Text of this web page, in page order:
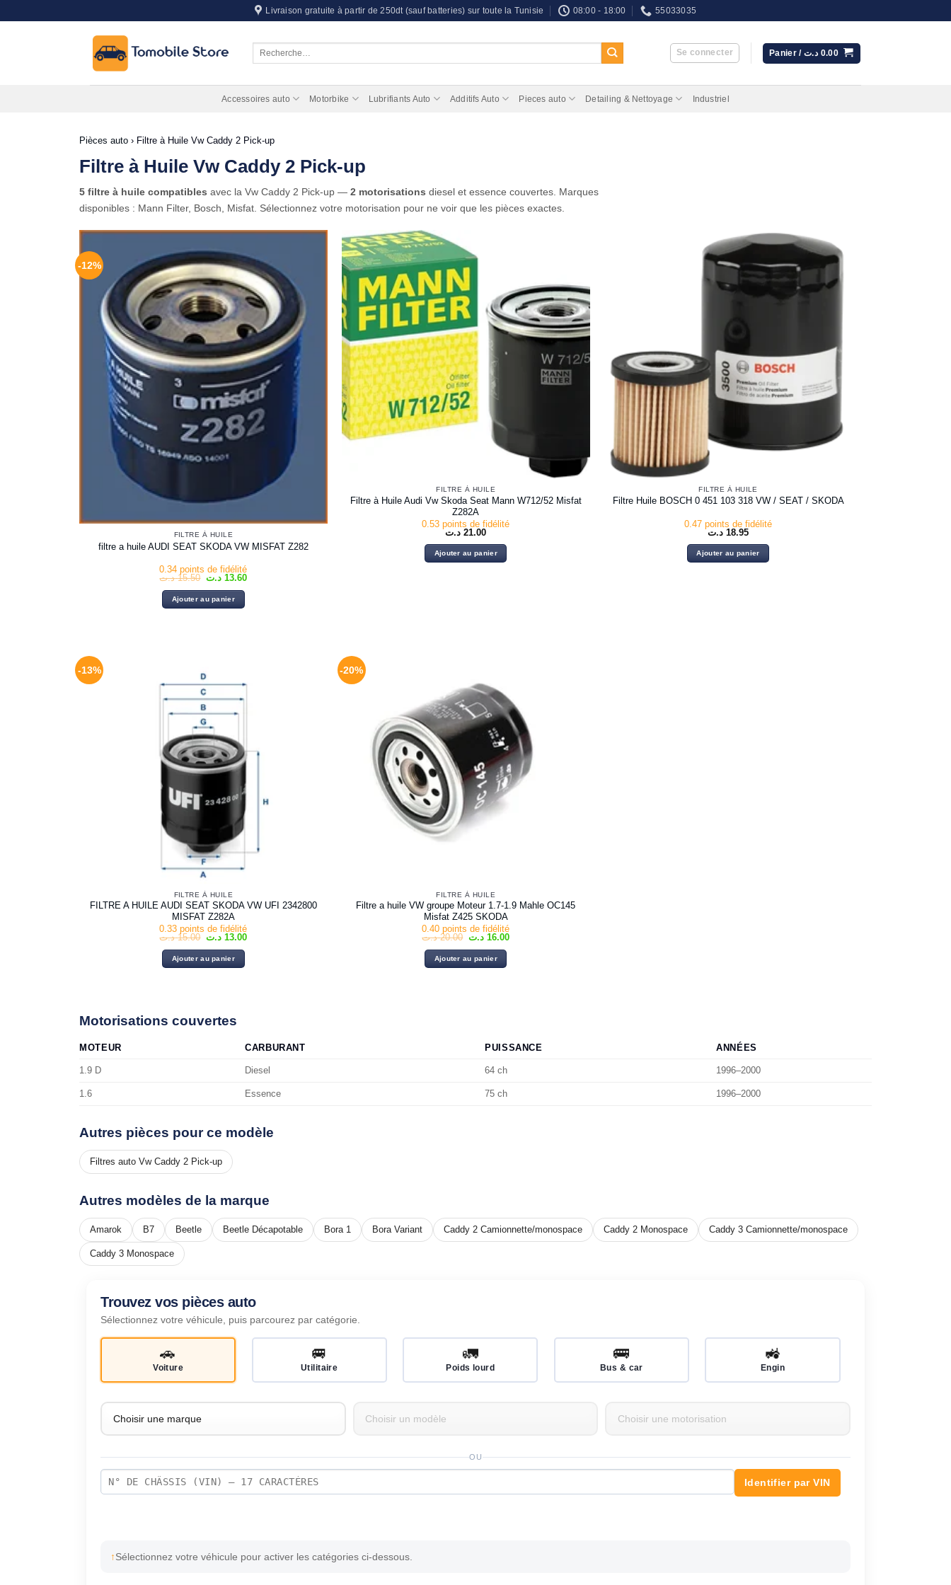
au
Livraison gratuite à partir de 250dt (sauf batteries) sur toute la Tunisie 08:00 - 18:00 55033035
Se connecter Panier / 0.00 د.ت
Accessoires auto Motorbike Lubrifiants Auto Additifs Auto Pieces auto Detailing & Nettoyage Industriel
Pièces auto › Filtre à Huile Vw Caddy 2 Pick-up
Filtre à Huile Vw Caddy 2 Pick-up
5 filtre à huile compatibles avec la Vw Caddy 2 Pick-up — 2 motorisations diesel et essence couvertes. Marques
disponibles : Mann Filter, Bosch, Misfat. Sélectionnez votre motorisation pour ne voir que les pièces exactes.
-12%
FILTRE À HUILE
filtre a huile AUDI SEAT SKODA VW MISFAT Z282
0.34 points de fidélité
15.50 د.ت
Le
initial
était :
13.60 د.ت
Le
Ajouter au panier
FILTRE À HUILE
Filtre à Huile Audi Vw Skoda Seat Mann W712/52 Misfat
Z282A
0.53 points de fidélité
21.00 د.ت
Ajouter au panier
FILTRE À HUILE
Filtre Huile BOSCH 0 451 103 318 VW / SEAT / SKODA
0.47 points de fidélité
18.95 د.ت
Ajouter au panier
-13%
FILTRE À HUILE
FILTRE A HUILE AUDI SEAT SKODA VW UFI 2342800
MISFAT Z282A
0.33 points de fidélité
15.00 د.ت
Le
initial
était :
13.00 د.ت
Le
Ajouter au panier
-20%
FILTRE À HUILE
Filtre a huile VW groupe Moteur 1.7-1.9 Mahle OC145
Misfat Z425 SKODA
0.40 points de fidélité
20.00 د.ت
Le
initial
était :
16.00 د.ت
Le
Ajouter au panier
Motorisations couvertes
MOTEUR CARBURANT PUISSANCE ANNÉES
1.9 D Diesel 64 ch 1996–2000
1.6 Essence 75 ch 1996–2000
Autres pièces pour ce modèle
Filtres auto Vw Caddy 2 Pick-up
Autres modèles de la marque
Amarok B7 Beetle Beetle Décapotable Bora 1 Bora Variant Caddy 2 Camionnette/monospace Caddy 2 Monospace Caddy 3 Camionnette/monospace
Caddy 3 Monospace
Trouvez vos pièces auto
Sélectionnez votre véhicule, puis parcourez par catégorie.
🚗
Voiture
🚐
Utilitaire
🚛
Poids lourd
🚌
Bus & car
🚜
Engin
OU
Identifier par VIN
Sélectionnez votre véhicule pour activer les catégories ci-dessous.